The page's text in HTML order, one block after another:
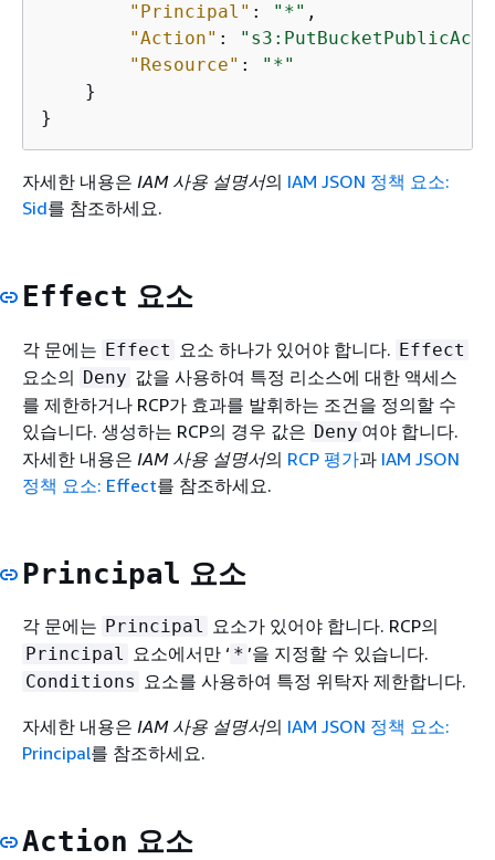
"Principal" : "*" ,
"Action" :
"Resource" :
"*"
    }
}
자세한 내용은 IAM 사용 설명서의 IAM JSON 정책 요소:
Sid를 참조하세요.
Effect 요소
각 문에는 Effect 요소 하나가 있어야 합니다. Effect
요소의 Deny 값을 사용하여 특정 리소스에 대한 액세스
를 제한하거나 RCP가 효과를 발휘하는 조건을 정의할 수
있습니다. 생성하는 RCP의 경우 값은 Deny 여야 합니다.
자세한 내용은 IAM 사용 설명서의 RCP 평가과 IAM JSON
정책 요소: Effect를 참조하세요.
Principal 요소
각 문에는 Principal 요소가 있어야 합니다. RCP의
Principal 요소에서만 ‘ * ’을 지정할 수 있습니다.
Conditions 요소를 사용하여 특정 위탁자 제한합니다.
자세한 내용은 IAM 사용 설명서의 IAM JSON 정책 요소:
Principal를 참조하세요.
Action 요소